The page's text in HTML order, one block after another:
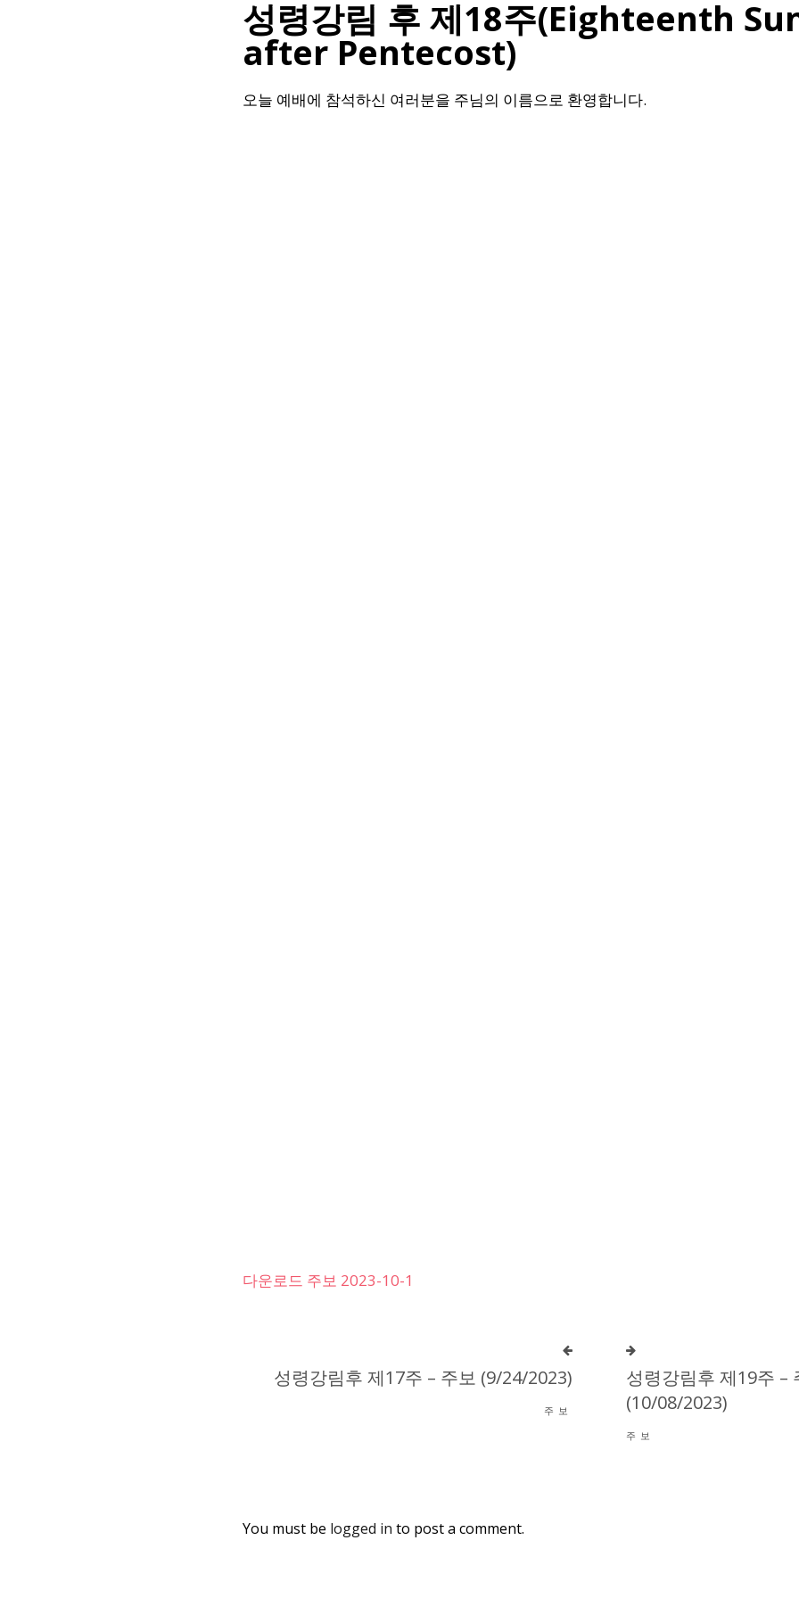
성령강림 후 제18주(Eighteenth
after Pentecost)
오늘 예배에 참석하신 여러분을 주님의 이름으로 환영합니다.
다운로드 주보 2023-10-1
성령강림후 제17주 – 주보 (9/24/2023)
주보
성령강림후 제19주 –
(10/08/2023)
주보
You must be logged in to post a comment.